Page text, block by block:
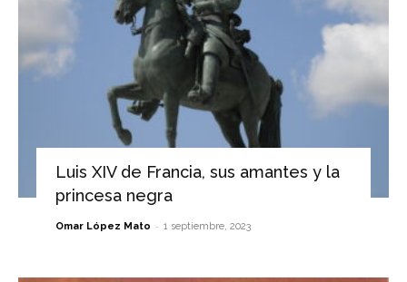
Luis XIV de Francia, sus amantes y la
princesa negra
Omar López Mato - 1 septiembre, 2023